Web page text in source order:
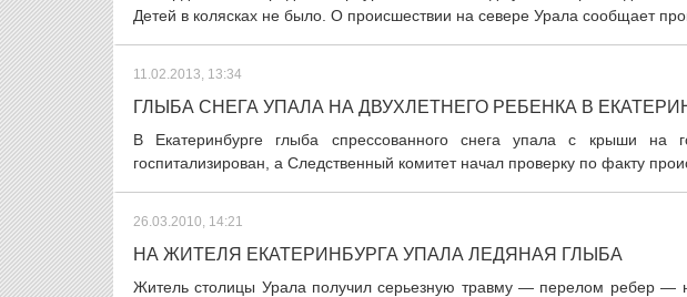
Детей в колясках не было. О происшествии на севере Урала сообщает
11.02.2013, 13:34
ГЛЫБА СНЕГА УПАЛА НА ДВУХЛЕТНЕГО РЕБЕНКА В
В Екатеринбурге глыба спрессованного снега упала с крыши на
госпитализирован, а Следственный комитет начал проверку по факту
26.03.2010, 14:21
НА ЖИТЕЛЯ ЕКАТЕРИНБУРГА УПАЛА ЛЕДЯНАЯ ГЛЫБА
Житель столицы Урала получил серьезную травму — перелом ребер